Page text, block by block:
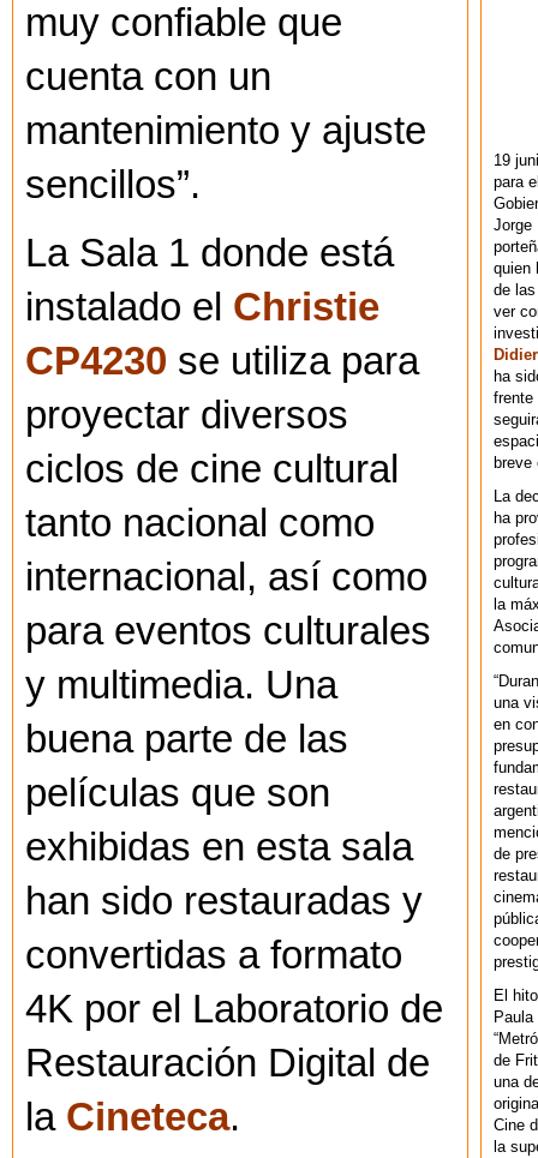
muy confiable que
cuenta con un
mantenimiento y ajuste
sencillos”.
La Sala 1 donde está
instalado el Christie
CP4230 se utiliza para
proyectar diversos
ciclos de cine cultural
tanto nacional como
internacional, así como
para eventos culturales
y multimedia. Una
buena parte de las
películas que son
exhibidas en esta sala
han sido restauradas y
convertidas a formato
4K por el Laboratorio de
Restauración Digital de
la Cineteca.
19
para
Jorge
quien
de
ver
Didier
ha
frente
breve
La
ha
la
una
en
de
El
de
una
Cine
la